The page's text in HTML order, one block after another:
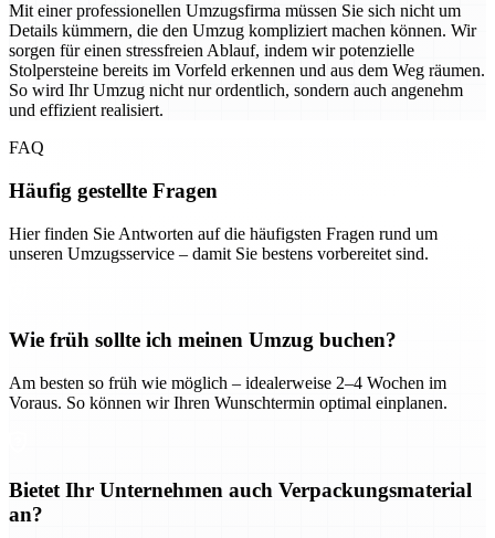
Mit einer professionellen Umzugsfirma müssen Sie sich nicht um
Details kümmern, die den Umzug kompliziert machen können. Wir
sorgen für einen stressfreien Ablauf, indem wir potenzielle
Stolpersteine bereits im Vorfeld erkennen und aus dem Weg räumen.
So wird Ihr Umzug nicht nur ordentlich, sondern auch angenehm
und effizient realisiert.
FAQ
Häufig gestellte Fragen
Hier finden Sie Antworten auf die häufigsten Fragen rund um
unseren Umzugsservice – damit Sie bestens vorbereitet sind.
Wie früh sollte ich meinen Umzug buchen?
Am besten so früh wie möglich – idealerweise 2–4 Wochen im
Voraus. So können wir Ihren Wunschtermin optimal einplanen.
Bietet Ihr Unternehmen auch Verpackungsmaterial
an?